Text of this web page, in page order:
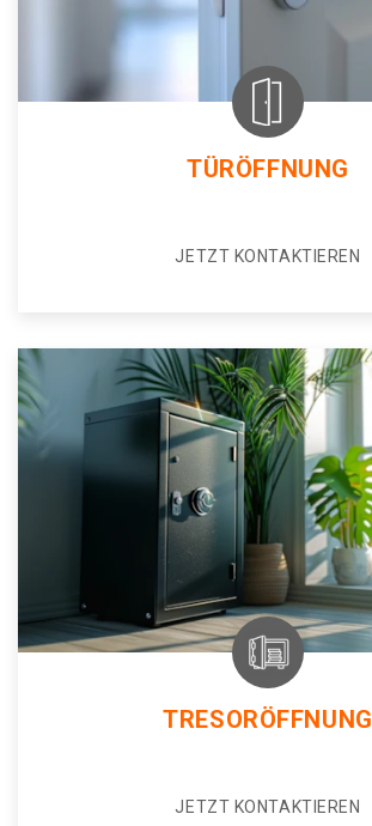
TÜRÖFFNUNG
JETZT KONTAKTIEREN
TRESORÖFFNUNG
JETZT KONTAKTIEREN